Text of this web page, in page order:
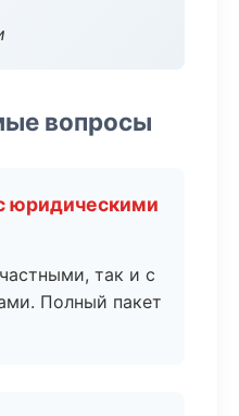
вопросы
юридическими
так и с
Полный пакет